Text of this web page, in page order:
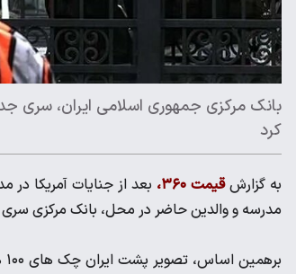
کرد
به گزارشقیمت ۳۶۰،
مدرسه و والدین حاضر در محل، بانک مرکزی سری جدید ایران چک های ۱۰۰ هزار تومانی